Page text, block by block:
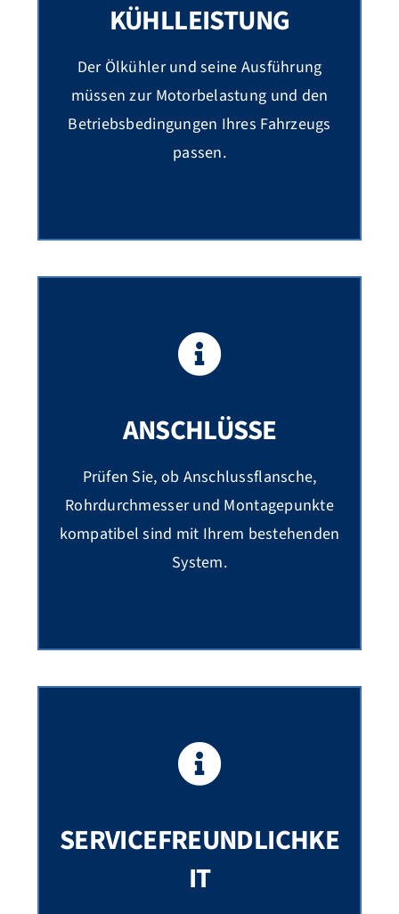
KÜHLLEISTUNG
Der Ölkühler und seine Ausführung
müssen zur Motorbelastung und den
Betriebsbedingungen Ihres Fahrzeugs
passen.
ANSCHLÜSSE
Prüfen Sie, ob Anschlussflansche,
Rohrdurchmesser und Montagepunkte
kompatibel sind mit Ihrem bestehenden
System.
SERVICEFREUNDLICHKE
IT